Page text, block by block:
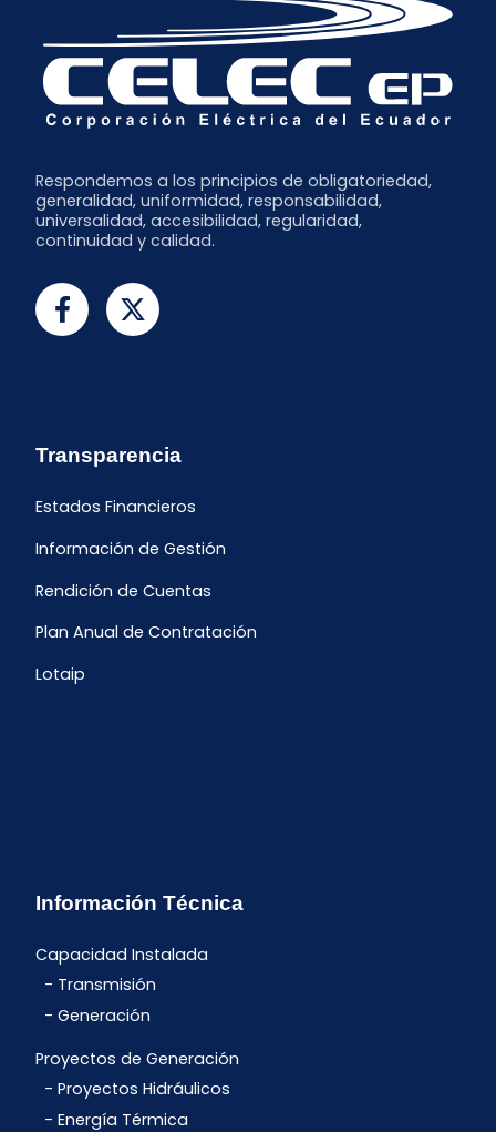
Respondemos a los principios de obligatoriedad,
generalidad, uniformidad, responsabilidad,
universalidad, accesibilidad, regularidad,
continuidad y calidad.
Transparencia
Estados Financieros
Información de Gestión
Rendición de Cuentas
Plan Anual de Contratación
Lotaip
Información Técnica
Capacidad Instalada
Transmisión
Generación
Proyectos de Generación
Proyectos Hidráulicos
Energía Térmica